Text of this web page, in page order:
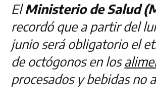
ElMinisterio de Salud
recordó que a partir del
junio será obligatorio el
de octógonos en los
procesados y bebidas no